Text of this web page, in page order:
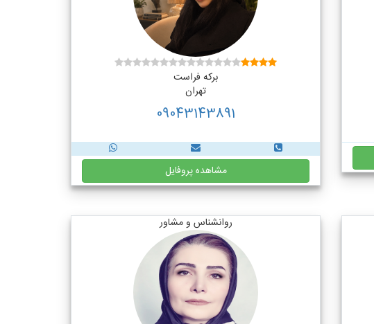
برکه فراست
تهران
09043143891
مشاهده پروفایل
روانشناس و مشاور